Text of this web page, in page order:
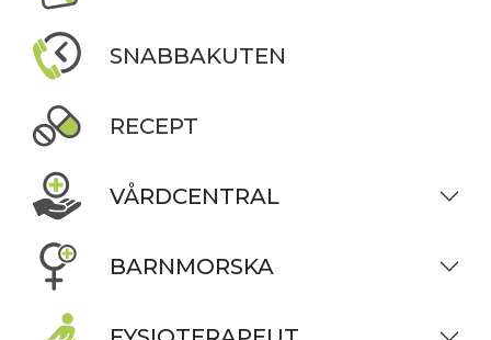
SNABBAKUTEN
RECEPT
VÅRDCENTRAL
BARNMORSKA